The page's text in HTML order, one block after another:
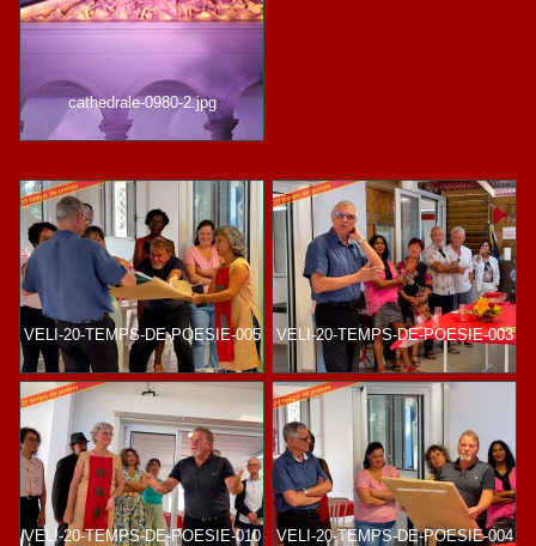
cathedrale-0980-2.jpg
VELI-20-TEMPS-DE-POESIE-005 VELI-20-TEMPS-DE-POESIE-003
VELI-20-TEMPS-DE-POESIE-010 VELI-20-TEMPS-DE-POESIE-004